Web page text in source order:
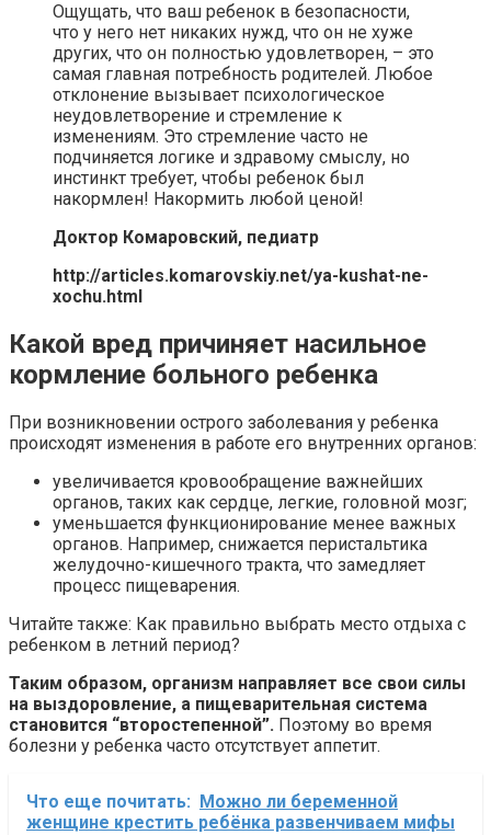
Ощущать, что ваш ребенок в безопасности,
что у него нет никаких нужд, что он не хуже
других, что он полностью удовлетворен, – это
самая главная потребность родителей. Любое
отклонение вызывает психологическое
неудовлетворение и стремление к
изменениям. Это стремление часто не
подчиняется логике и здравому смыслу, но
инстинкт требует, чтобы ребенок был
накормлен! Накормить любой ценой!
Доктор Комаровский, педиатр
http://articles.komarovskiy.net/ya-kushat-ne-
xochu.html
Какой вред причиняет насильное
кормление больного ребенка
При возникновении острого заболевания у ребенка
происходят изменения в работе его внутренних органов:
увеличивается кровообращение важнейших
органов, таких как сердце, легкие, головной мозг;
уменьшается функционирование менее важных
органов. Например, снижается перистальтика
желудочно-кишечного тракта, что замедляет
процесс пищеварения.
Читайте также: Как правильно выбрать место отдыха с
ребенком в летний период?
Таким образом, организм направляет все свои силы
на выздоровление, а пищеварительная система
становится “второстепенной”. Поэтому во время
болезни у ребенка часто отсутствует аппетит.
Что еще почитать:
Можно ли беременной
женщине крестить ребёнка развенчиваем мифы